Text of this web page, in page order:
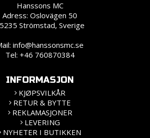
Hanssons MC
Adress: Oslovägen 50
Strömstad, Sverige
info@hanssonsmc.se
Tel: +46 760870384
INFORMASJON
KJØPSVILKÅR
RETUR & BYTTE
REKLAMASJONER
LEVERING
NYHETER I BUTIKKEN